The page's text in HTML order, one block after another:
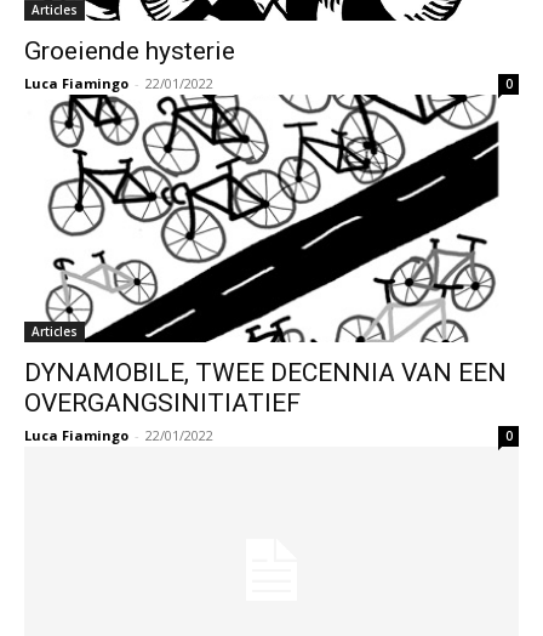
Articles
Groeiende hysterie
Luca Fiamingo - 22/01/2022 0
Articles
DYNAMOBILE, TWEE DECENNIA VAN EEN
OVERGANGSINITIATIEF
Luca Fiamingo - 22/01/2022 0